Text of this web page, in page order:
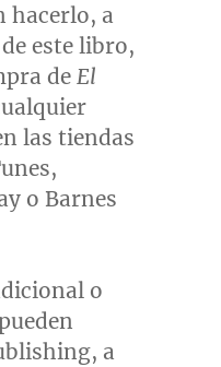
hacerlo, a
este libro,
de El
las tiendas
o Barnes
o
a